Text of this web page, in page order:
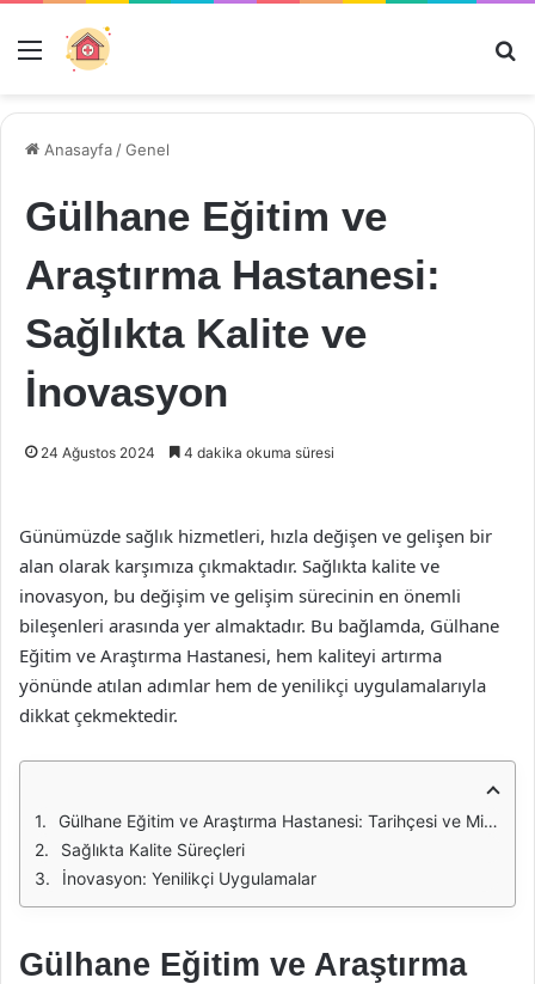
Menü
Anasayfa /Genel
Gülhane Eğitim ve
Araştırma Hastanesi:
Sağlıkta Kalite ve
İnovasyon
24 Ağustos 2024 4 dakika okuma süresi
Günümüzde sağlık hizmetleri, hızla değişen ve gelişen bir
alan olarak karşımıza çıkmaktadır. Sağlıkta kalite ve
inovasyon, bu değişim ve gelişim sürecinin en önemli
bileşenleri arasında yer almaktadır. Bu bağlamda, Gülhane
Eğitim ve Araştırma Hastanesi, hem kaliteyi artırma
yönünde atılan adımlar hem de yenilikçi uygulamalarıyla
dikkat çekmektedir.
Gülhane Eğitim ve Araştırma Hastanesi: Tarihçesi ve Misyonu
Sağlıkta Kalite Süreçleri
İnovasyon: Yenilikçi Uygulamalar
Gülhane Eğitim ve Araştırma